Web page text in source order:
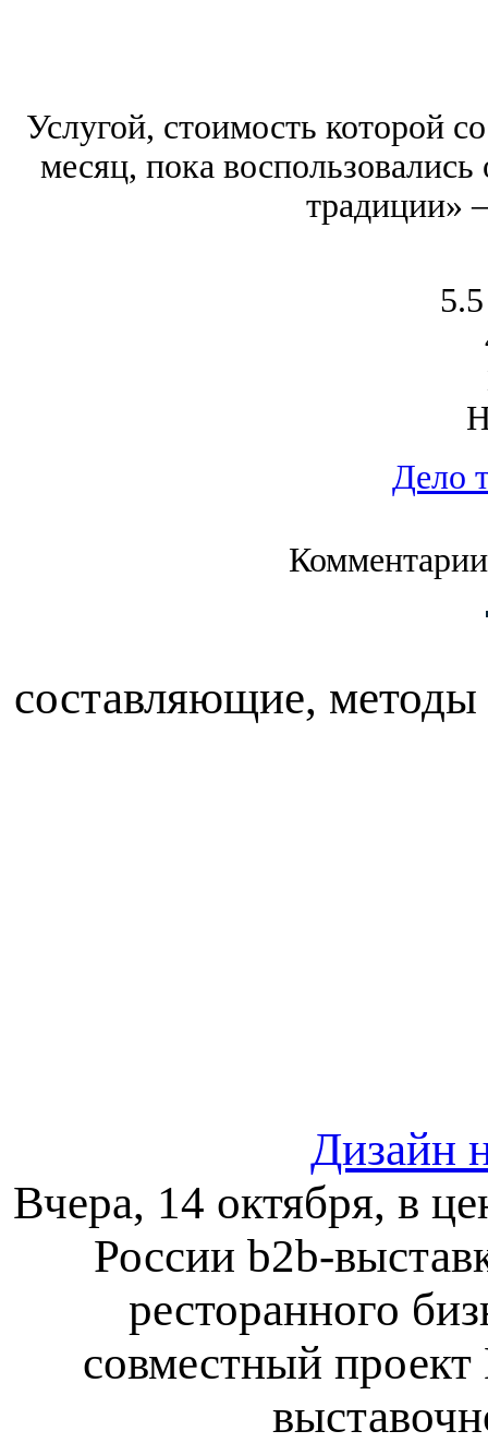
Услугой, стоимость которой
месяц, пока
традиции»
Дело
составляющие,
Дизайн
Вчера, 14 октября, в
России b2b-
ресторанного
совместный